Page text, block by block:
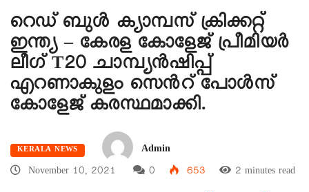
റെഡ് ബുൾ ക്യാമ്പസ് ക്രിക്കറ്റ്
ഇന്ത്യ – കേരള കോളേജ് പ്രീമിയർ
ലീഗ് T20 ചാമ്പ്യൻഷിപ്പ്
എറണാകുളം സെൻറ് പോൾസ്
കോളേജ് കരസ്ഥമാക്കി.
KERALA NEWS
Admin
November 10, 2021
0 653 2 minutes read